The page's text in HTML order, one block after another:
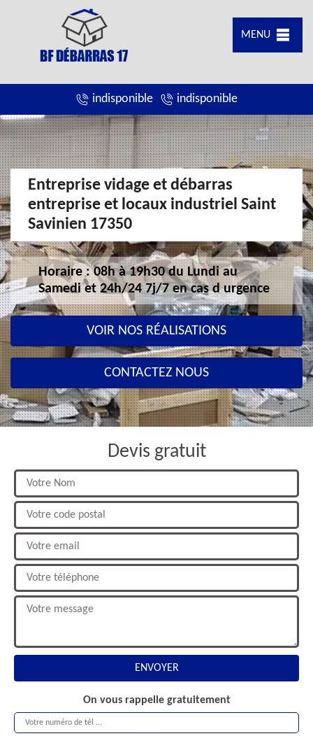
MENU
indisponible indisponible
Entreprise vidage et débarras
entreprise et locaux industriel Saint
Savinien 17350
Horaire : 08h à 19h30 du Lundi au
Samedi et 24h/24 7j/7 en cas d urgence
VOIR NOS RÉALISATIONS
CONTACTEZ NOUS
Devis gratuit
On vous rappelle gratuitement